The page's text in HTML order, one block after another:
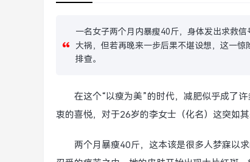
一名女子两个月内暴瘦40斤，身体发出求救信
大祸，但若再晚来一步后果不堪设想，这一
排查。
在这个“以瘦为美”的时代，减肥似乎成了
衷的喜悦，对于26岁的李女士（化名）这突如
两个月暴瘦40斤，这本该是很多人梦寐以